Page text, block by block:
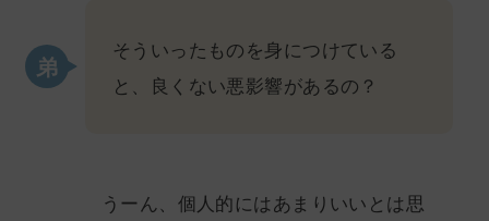
そういったものを身につけている
と、良くない悪影響があるの？
うーん、個人的にはあまりいいとは思